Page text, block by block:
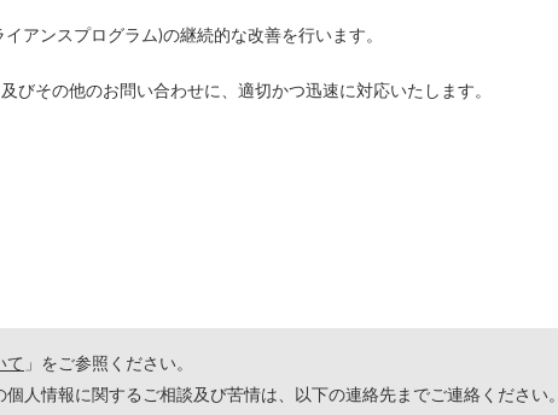
アンスプログラム)の継続的な改善を行います。
びその他のお問い合わせに、適切かつ迅速に対応いたします。
て 」をご参照ください。
人情報に関するご相談及び苦情は、以下の連絡先までご連絡ください。